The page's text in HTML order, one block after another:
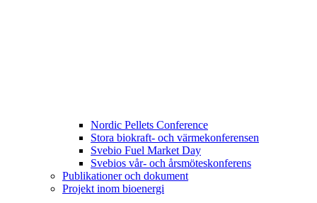
Nordic Pellets Conference
Stora biokraft- och värmekonferensen
Svebio Fuel Market Day
Svebios vår- och årsmöteskonferens
Publikationer och dokument
Projekt inom bioenergi